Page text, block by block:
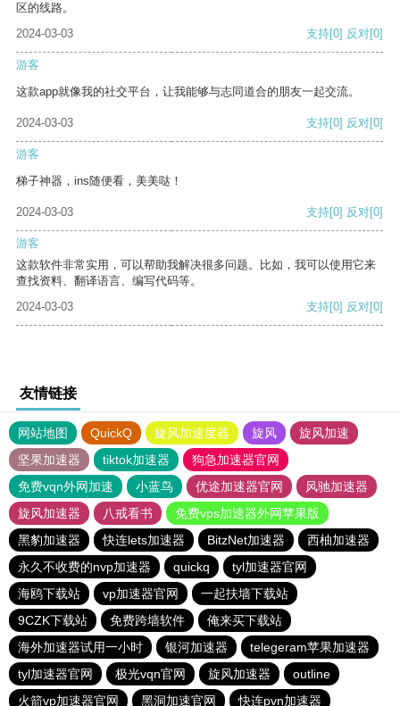
区的线路。
2024-03-03
支持[0] 反对[0]
游客
这款app就像我的社交平台，让我能够与志同道合的朋友一起交流。
2024-03-03 支持[0] 反对[0]
游客
梯子神器，ins随便看，美美哒！
2024-03-03 支持[0] 反对[0]
游客
这款软件非常实用，可以帮助我解决很多问题。比如，我可以使用它来
查找资料、翻译语言、编写代码等。
2024-03-03
支持[0] 反对[0]
友情链接
网站地图 QuickQ 旋风加速度器 旋风
旋风加速
坚果加速器
tiktok加速器
狗急加速器官网
免费vqn外网加速
小蓝鸟 优途加速器官网
风驰加速器
旋风加速器
八戒看书
免费vps加速器外网苹果版
黑豹加速器
快连lets加速器 BitzNet加速器
西柚加速器
永久不收费的nvp加速器
quickq
tyl加速器官网
海鸥下载站
vp加速器官网
一起扶墙下载站
9CZK下载站
免费跨墙软件
俺来买下载站
海外加速器试用一小时
银河加速器
telegeram苹果加速器
tyl加速器官网
极光vqn官网 旋风加速器
outline
火箭vp加速器官网
黑洞加速官网 快连pvn加速器